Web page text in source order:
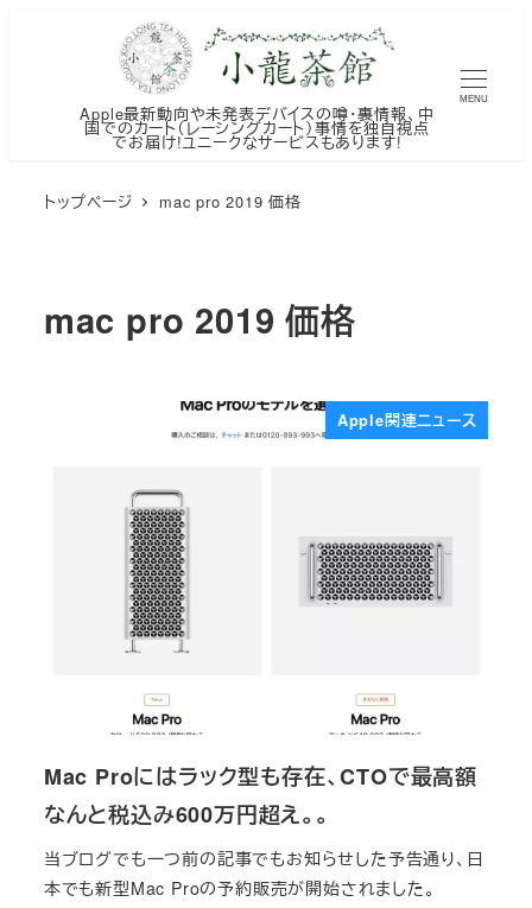
Apple最新動向や未発表デバイスの噂・裏情報、中
国でのカート（レーシングカート）事情を独自視点
でお届け!ユニークなサービスもあります!
MENU
トップページ mac pro 2019 価格
mac pro 2019 価格
Apple関連ニュース
Mac Proにはラック型も存在、CTOで最高額
なんと税込み600万円超え。。
当ブログでも一つ前の記事でもお知らせした予告通り、日
本でも新型Mac Proの予約販売が開始されました。